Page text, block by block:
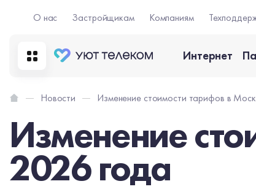
О нас Застройщикам Компаниям
Интернет
Новости Изменение стоимости тарифов в
Изменение
2026 года